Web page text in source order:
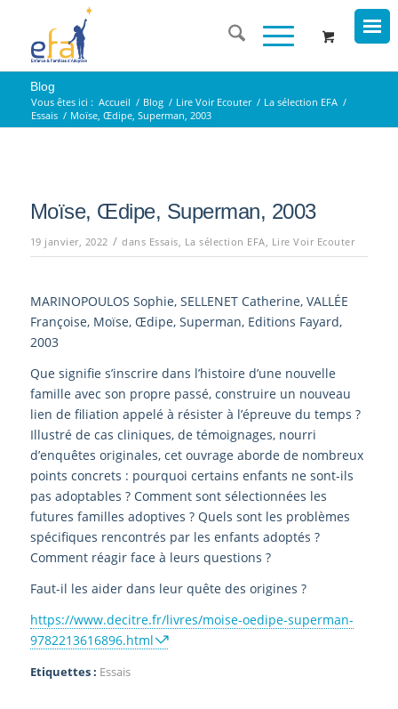
Blog
Vous êtes ici : Accueil / Blog / Lire Voir Ecouter / La sélection EFA /
Essais / Moïse, Œdipe, Superman, 2003
Moïse, Œdipe, Superman, 2003
19 janvier, 2022 / dans Essais, La sélection EFA, Lire Voir Ecouter
MARINOPOULOS Sophie, SELLENET Catherine, VALLÉE
Françoise, Moïse, Œdipe, Superman, Editions Fayard,
2003
Que signifie s’inscrire dans l’histoire d’une nouvelle
famille avec son propre passé, construire un nouveau
lien de filiation appelé à résister à l’épreuve du temps ?
Illustré de cas cliniques, de témoignages, nourri
d’enquêtes originales, cet ouvrage aborde de nombreux
points concrets : pourquoi certains enfants ne sont-ils
pas adoptables ? Comment sont sélectionnées les
futures familles adoptives ? Quels sont les problèmes
spécifiques rencontrés par les enfants adoptés ?
Comment réagir face à leurs questions ?
Faut-il les aider dans leur quête des origines ?
https://www.decitre.fr/livres/moise-oedipe-superman-
9782213616896.html
Etiquettes : Essais